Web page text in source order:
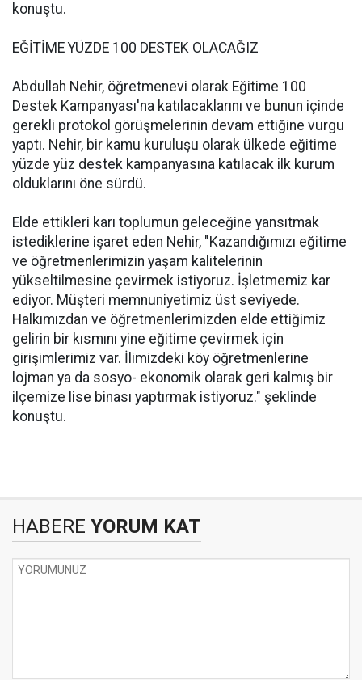
konuştu.
EĞİTİME YÜZDE 100 DESTEK OLACAĞIZ
Abdullah Nehir, öğretmenevi olarak Eğitime 100
Destek Kampanyası'na katılacaklarını ve bunun içinde
gerekli protokol görüşmelerinin devam ettiğine vurgu
yaptı. Nehir, bir kamu kuruluşu olarak ülkede eğitime
yüzde yüz destek kampanyasına katılacak ilk kurum
olduklarını öne sürdü.
Elde ettikleri karı toplumun geleceğine yansıtmak
istediklerine işaret eden Nehir, "Kazandığımızı eğitime
ve öğretmenlerimizin yaşam kalitelerinin
yükseltilmesine çevirmek istiyoruz. İşletmemiz kar
ediyor. Müşteri memnuniyetimiz üst seviyede.
Halkımızdan ve öğretmenlerimizden elde ettiğimiz
gelirin bir kısmını yine eğitime çevirmek için
girişimlerimiz var. İlimizdeki köy öğretmenlerine
lojman ya da sosyo- ekonomik olarak geri kalmış bir
ilçemize lise binası yaptırmak istiyoruz." şeklinde
konuştu.
HABERE YORUM KAT